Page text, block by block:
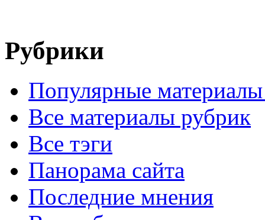
Рубрики
Популярные
Все материалы рубрик
Все тэги
Панорама сайта
Последние мнения